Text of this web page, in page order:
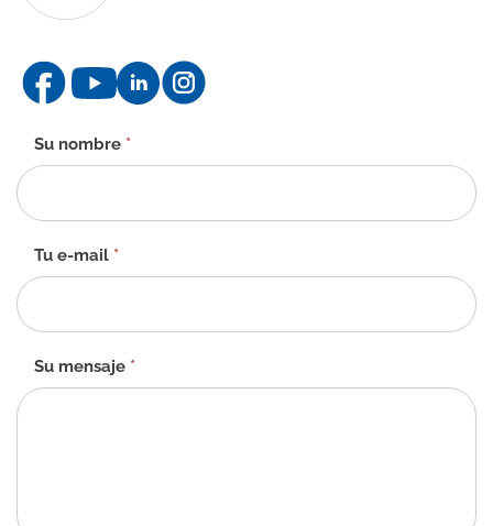
Formulario
de
contacto
Su nombre *
Tu e-mail *
Su mensaje *